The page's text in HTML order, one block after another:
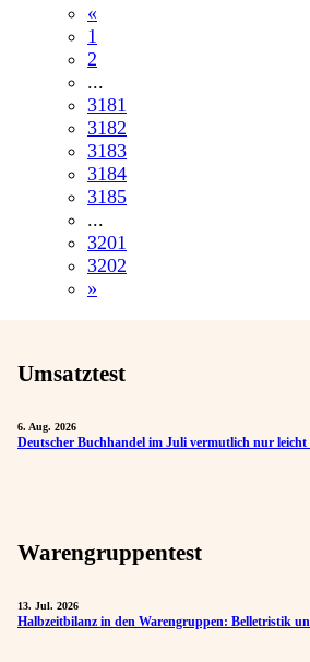
«
1
2
...
3181
3182
3183
3184
3185
...
3201
3202
»
Umsatztest
6. Aug. 2026
Deutscher Buchhandel im Juli vermutlich nur
Warengruppentest
13. Jul. 2026
Halbzeitbilanz in den Warengruppen: Belletristik